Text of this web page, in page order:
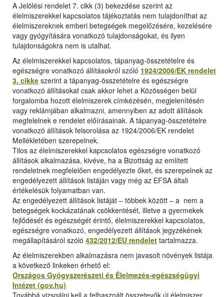
A Jelölési rendelet 7. cikk (3) bekezdése szerint az
élelmiszerekkel kapcsolatos tájékoztatás nem tulajdoníthat az
élelmiszereknek emberi betegségek megelőzésére, kezelésére
vagy gyógyítására vonatkozó tulajdonságokat, és ilyen
tulajdonságokra nem is utalhat.
Az élelmiszerekkel kapcsolatos, tápanyag-összetételre és
egészségre vonatkozó állításokról szóló 1924/2006/EK rendelet
3. cikke szerint a tápanyag-összetételre és egészségre
vonatkozó állításokat csak akkor lehet a Közösségen belül
forgalomba hozott élelmiszerek címkézésén, megjelenítésén
vagy reklámjában alkalmazni, amennyiben az adott állítások
megfelelnek e rendelet előírásainak. A tápanyag-összetételre
vonatkozó állítások felsorolása az 1924/2006/EK rendelet
Mellékletében szerepelnek.
Tilos az élelmiszerekkel kapcsolatos egészségre vonatkozó
állítások alkalmazása, kivéve, ha a Bizottság az említett
rendeletnek megfelelően engedélyezte őket, és szerepelnek az
engedélyezett állítások listáján vagy még az EFSA általi
értékelésük folyamatban van.
Az engedélyezett állítások listáját – többek között – a nem a
betegségek kockázatának csökkentését, illetve a gyermekek
fejlődését és egészségét érintő, élelmiszerekkel kapcsolatos,
egészségre vonatkozó, engedélyezett állítások jegyzékének
megállapításáról szóló 432/2012/EU rendelet tartalmazza.
Az élelmiszerekben alkalmazásra nem javasolt növények listája
a következő linkeken érhető el:
Országos Gyógyszerészeti és Élelmezés-egészségügyi
Intézet (gov.hu)